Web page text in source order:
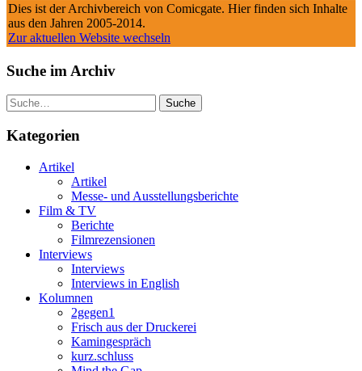
Dies ist der Archivbereich von Comicgate. Hier finden sich Inhalte
aus den Jahren 2005-2014.
Zur aktuellen Website wechseln
Suche im Archiv
Suche
Kategorien
Artikel
Artikel
Messe- und Ausstellungsberichte
Film & TV
Berichte
Filmrezensionen
Interviews
Interviews
Interviews in English
Kolumnen
2gegen1
Frisch aus der Druckerei
Kamingespräch
kurz.schluss